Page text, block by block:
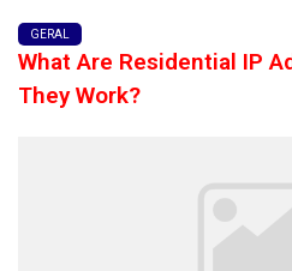
GERAL
What Are Residential IP
They Work?